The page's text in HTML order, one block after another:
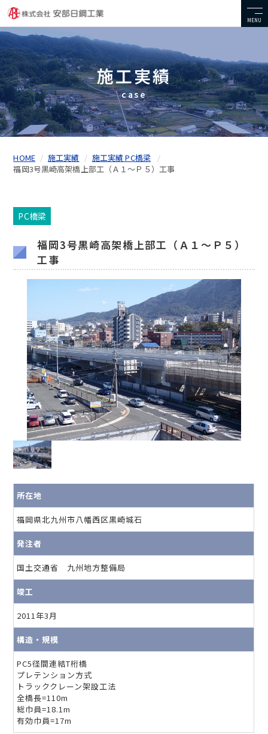
MENU
施工実績
case
HOME 施工実績
施工実績 PC橋梁
福岡3号黒崎高架橋上部工（Ａ１～Ｐ５）工事
PC橋梁
福岡3号黒崎高架橋上部工（Ａ１～Ｐ５）
工事
所在地
福岡県北九州市八幡西区黒崎城石
発注者
国土交通省 九州地方整備局
竣工
2011年3月
構造・規模
PC5径間連結T桁橋
プレテンション方式
トラッククレーン架設工法
全橋長=110m
総巾員=18.1m
有効巾員=17m